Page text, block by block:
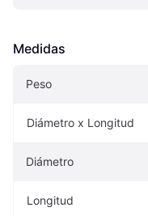
Medidas
Peso
Diámetro x Longitud
Diámetro
Longitud